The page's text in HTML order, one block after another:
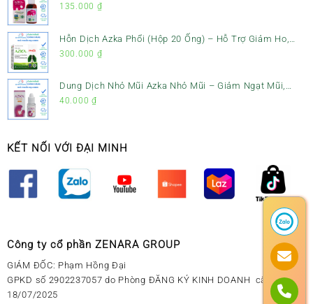
Ho, Tiêu Đờm & Đau Rát Họng
135.000 ₫
Hỗn Dịch Azka Phổi (Hộp 20 Ống) – Hỗ Trợ Giảm Ho,
Tiêu Đờm & Bổ Phổi
300.000 ₫
Dung Dịch Nhỏ Mũi Azka Nhỏ Mũi – Giảm Ngạt Mũi,
Sổ Mũi Cho Trẻ Sơ Sinh
40.000 ₫
KẾT NỐI VỚI ĐẠI MINH
Công ty cổ phần ZENARA GROUP
GIÁM ĐỐC: Phạm Hồng Đại
GPKD số 2902237057 do Phòng ĐĂNG KÝ KINH DOANH cấp ngày
18/07/2025